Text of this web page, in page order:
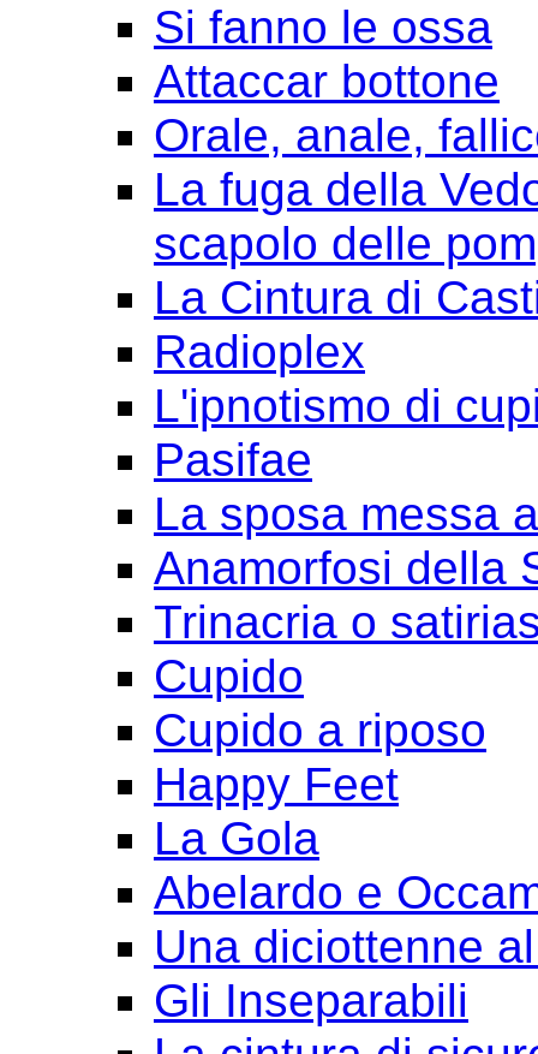
Si fanno le ossa
Attaccar bottone
Orale, anale,
La fuga della
scapolo delle
La Cintura di
Radioplex
L'ipnotismo di
Pasifae
La sposa messa
Anamorfosi della
Trinacria o
Cupido
Cupido a riposo
Happy Feet
La Gola
Abelardo e
Una diciottenne
Gli Inseparabili